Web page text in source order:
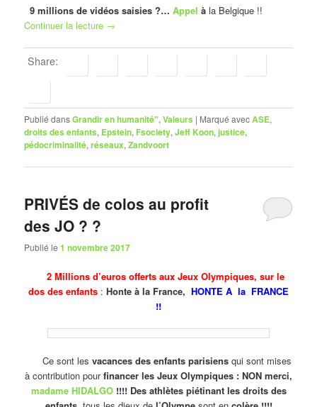
9 millions de vidéos saisies ?…Appel à la Belgique !!
Continuer la lecture →
Share:
Publié dansGrandir en humanité",Valeurs | Marqué avecASE,
droits des enfants, Epstein, Fsociety,Jeff Koon,justice,
pédocriminalité,réseaux,Zandvoort
PRIVÉS de colos au profit
des JO ? ?
Publié le1 novembre 2017
2 Millions d’euros offerts aux Jeux Olympiques, sur le
dos des enfants : Honte à la France, HONTE A la FRANCE
!!
Ce sont les vacances des enfants parisiens qui sont mises
à contribution pourfinancer les Jeux Olympiques : NON merci,
madame HIDALGO!!!! Des athlètes piétinant les droits des